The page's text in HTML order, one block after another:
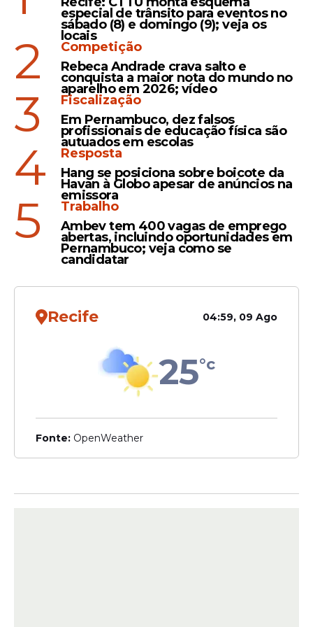
consolidou um elenco mais forte.
Leia Também
Necessidade
Vitória precisa repetir feito
de 2013 para eliminar o
Flamengo na Copa do
Brasil; confira
Rubro-negros
Vitória x Flamengo: onde
A última vez que o Mais Querido foi
especial de trânsito para eventos no
sábado (8) e domingo (9); veja os
locais
2
Competição
Rebeca Andrade crava salto e
conquista a maior nota do mundo no
aparelho em 2026; vídeo
3
Fiscalização
Em Pernambuco, dez falsos
profissionais de educação física são
autuados em escolas
4
Resposta
Hang se posiciona sobre boicote da
Havan à Globo apesar de anúncios na
emissora
5
Trabalho
Ambev tem 400 vagas de emprego
abertas, incluindo oportunidades em
Pernambuco; veja como se
candidatar
Recife 04:59, 09 Ago
25°c
Fonte: OpenWeather